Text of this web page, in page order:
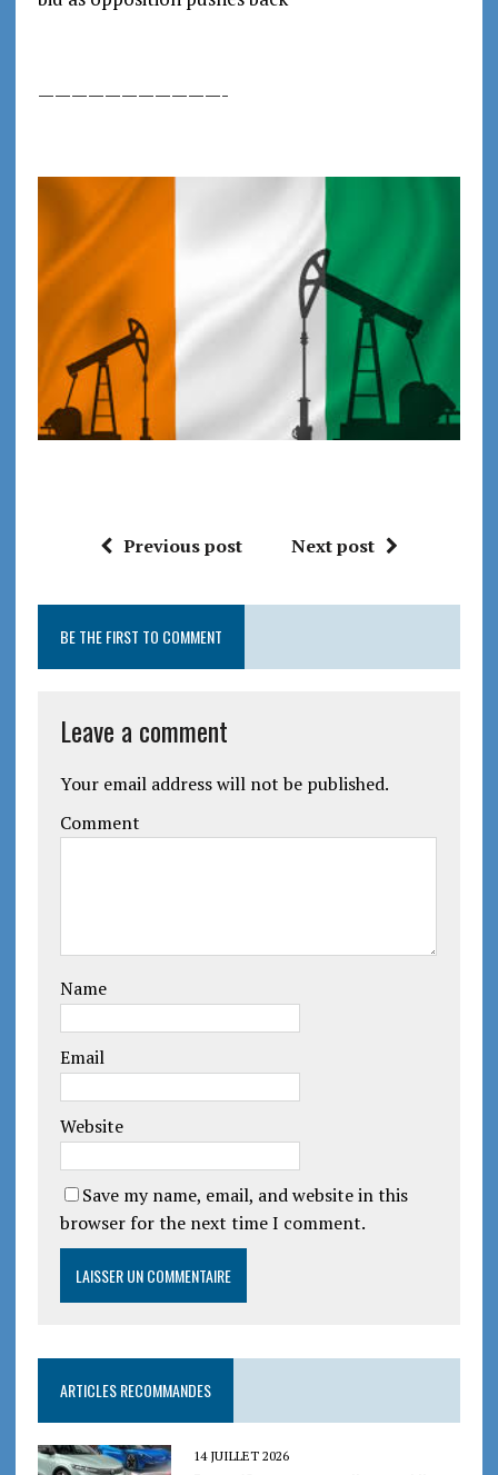
———————————-
Previous post Next post
BE THE FIRST TO COMMENT
Leave a comment
Your email address will not be published.
Comment
Name
Email
Website
Save my name, email, and website in this
browser for the next time I comment.
ARTICLES RECOMMANDES
14 JUILLET 2026